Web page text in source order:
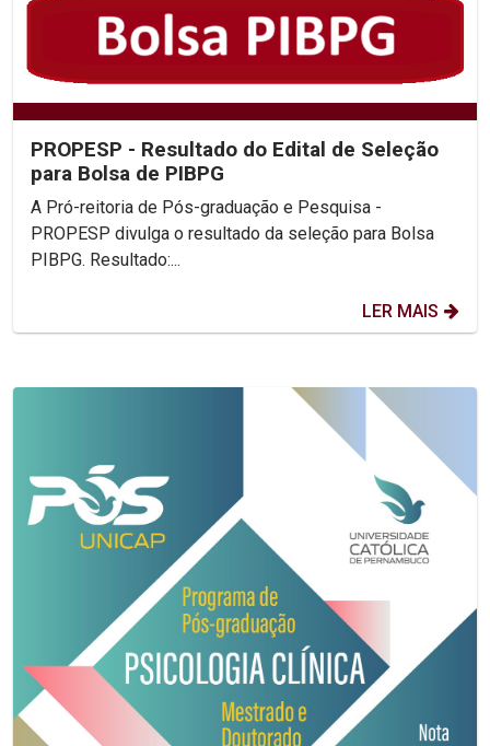
PROPESP - Resultado do Edital de Seleção
para Bolsa de PIBPG
A Pró-reitoria de Pós-graduação e Pesquisa -
PROPESP divulga o resultado da seleção para Bolsa
PIBPG. Resultado:...
LER MAIS